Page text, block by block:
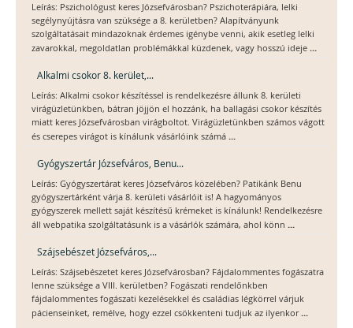
Leírás: Pszichológust keres Józsefvárosban? Pszichoterápiára, lelki
segélynyújtásra van szüksége a 8. kerületben? Alapítványunk
szolgáltatásait mindazoknak érdemes igénybe venni, akik esetleg lelki
zavarokkal, megoldatlan problémákkal küzdenek, vagy hosszú ideje ...
Alkalmi csokor 8. kerület,...
Leírás: Alkalmi csokor készítéssel is rendelkezésre állunk 8. kerületi
virágüzletünkben, bátran jöjjön el hozzánk, ha ballagási csokor készítés
miatt keres Józsefvárosban virágboltot. Virágüzletünkben számos vágott
és cserepes virágot is kínálunk vásárlóink számá ...
Gyógyszertár Józsefváros, Benu...
Leírás: Gyógyszertárat keres Józsefváros közelében? Patikánk Benu
gyógyszertárként várja 8. kerületi vásárlóit is! A hagyományos
gyógyszerek mellett saját készítésű krémeket is kínálunk! Rendelkezésre
áll webpatika szolgáltatásunk is a vásárlók számára, ahol könn ...
Szájsebészet Józsefváros,...
Leírás: Szájsebészetet keres Józsefvárosban? Fájdalommentes fogászatra
lenne szüksége a VIII. kerületben? Fogászati rendelőnkben
fájdalommentes fogászati kezelésekkel és családias légkörrel várjuk
pácienseinket, remélve, hogy ezzel csökkenteni tudjuk az ilyenkor ...